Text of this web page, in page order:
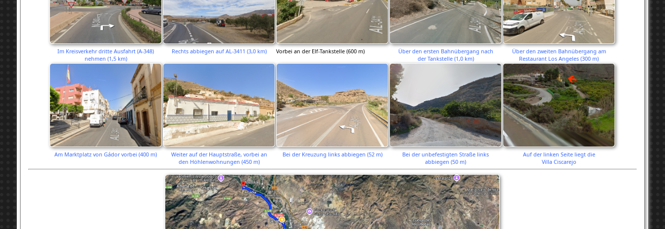
Im Kreisverkehr dritte Ausfahrt (A-348)
nehmen (1,5 km)
Rechts abbiegen auf AL-3411 (3,0 km) Vorbei an der Elf-Tankstelle (600 m)
Über den ersten Bahnübergang nach
der Tankstelle (1,0 km)
Über den zweiten Bahnübergang am
Restaurant Los Angeles (300 m)
Am Marktplatz von Gádor vorbei (400 m)
Weiter auf der Hauptstraße, vorbei an
den Höhlenwohnungen (450 m)
Bei der Kreuzung links abbiegen (52 m)
Bei der unbefestigten Straße links
abbiegen (50 m)
Auf der linken Seite liegt die
Villa Ciscarejo